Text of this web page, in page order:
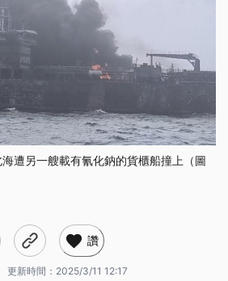
遭另一艘載有氰化鈉的貨櫃船撞上（圖
讚
更新時間： 2025/3/11 12:17